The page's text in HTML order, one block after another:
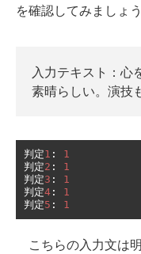
を確認してみましょう
入力テキスト：心
素晴らしい。演技
判定1 :
1
判定2 :
1
判定3 :
1
判定4 :
1
判定5 : 1
こちらの入力文は